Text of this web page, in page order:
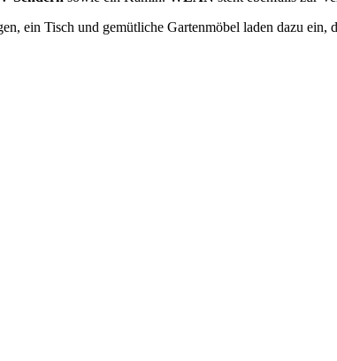
ein Tisch und gemütliche Gartenmöbel laden dazu ein,